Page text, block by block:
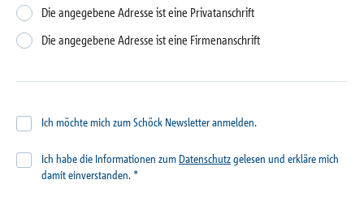
Die angegebene Adresse ist eine Privatanschrift
Die angegebene Adresse ist eine Firmenanschrift
Ich möchte mich zum Schöck Newsletter anmelden.
Ich habe die Informationen zum Datenschutzgelesen und erkläre mich
damit einverstanden. *